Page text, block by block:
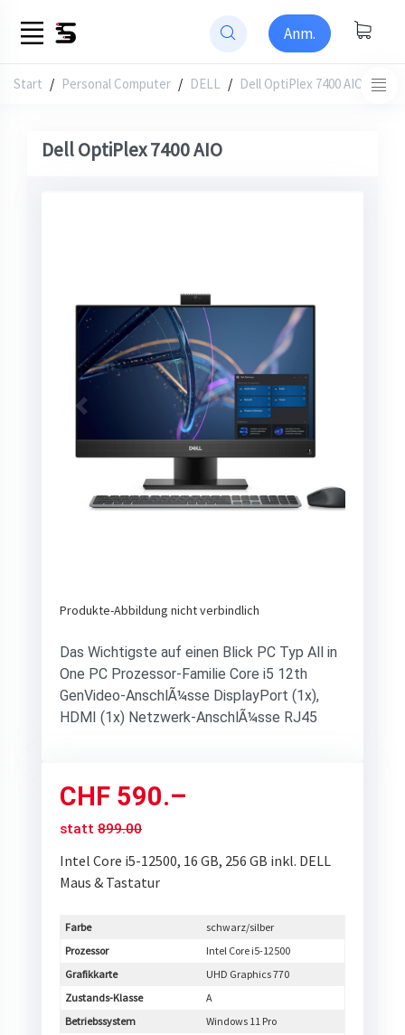
Anm.
Start / Personal Computer DELL Dell OptiPlex 7400 AIO
Dell OptiPlex 7400 AIO
Previous
Produkte-Abbildung nicht verbindlich
Das Wichtigste auf einen Blick PC Typ All in
One PC Prozessor-Familie Core i5 12th
GenVideo-AnschlÃ¼sse DisplayPort (1x),
HDMI (1x) Netzwerk-AnschlÃ¼sse RJ45
CHF 590.–
statt 899.00
Intel Core i5-12500, 16 GB, 256 GB inkl. DELL
Maus & Tastatur
Farbe
schwarz/silber
Prozessor
Intel Core i5-12500
Grafikkarte
UHD Graphics 770
Zustands-Klasse
A
Betriebssystem
Windows 11 Pro